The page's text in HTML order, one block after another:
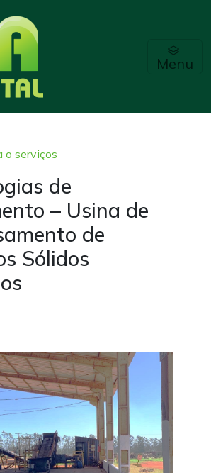
Menu
o serviços
de
– Usina de
de
Sólidos